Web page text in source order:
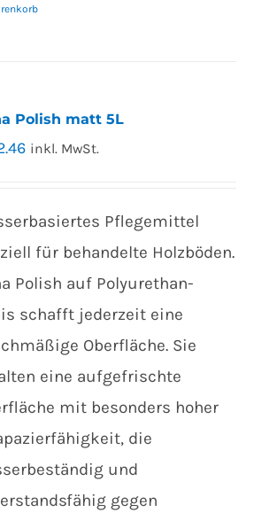
Polish matt 5L
inkl. MwSt.
Pflegemittel
für behandelte Holzböden.
Polish auf Polyurethan-
schafft jederzeit eine
Oberfläche. Sie
eine aufgefrischte
mit besonders hoher
die
und
gegen